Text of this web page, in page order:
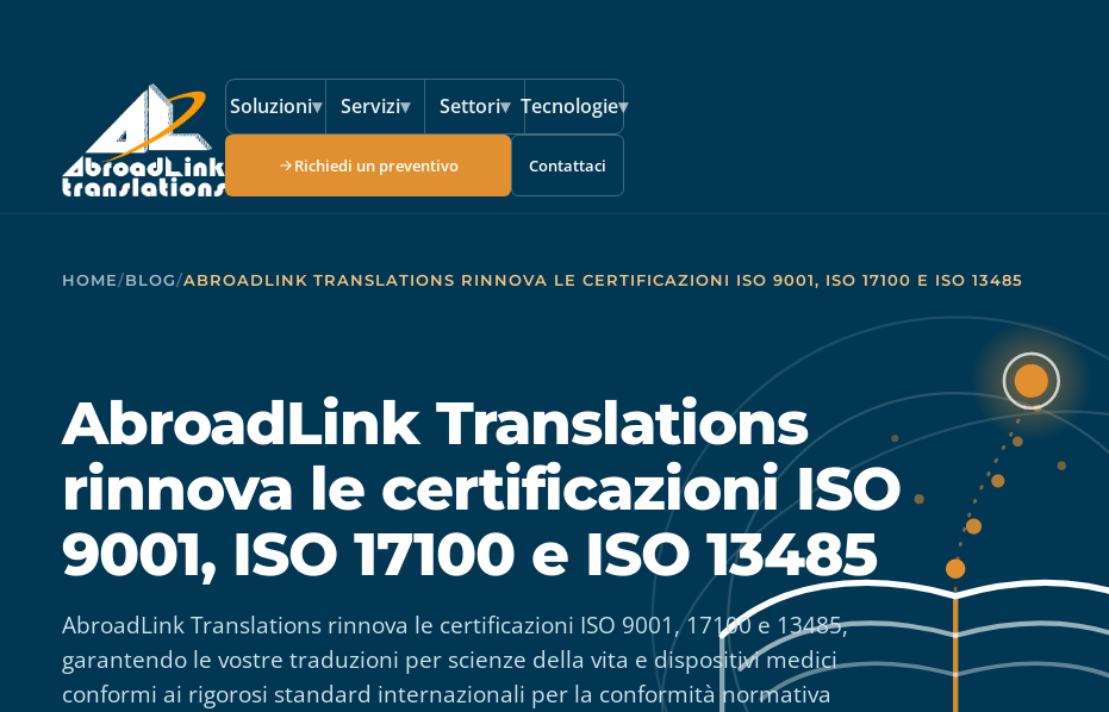
Soluzioni▾ Servizi▾ Settori▾ Tecnologie▾
Richiedi un preventivo Contattaci
HOME/BLOG/ABROADLINK TRANSLATIONS RINNOVA LE CERTIFICAZIONI ISO 9001, ISO 17100 E ISO 13485
AbroadLink Translations
rinnova le certificazioni ISO
9001, ISO 17100 e ISO 13485
AbroadLink Translations rinnova le certificazioni ISO 9001, 17100 e 13485,
garantendo le vostre traduzioni per scienze della vita e dispositivi medici
conformi ai rigorosi standard internazionali per la conformità normativa